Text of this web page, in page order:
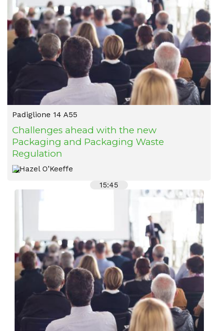
Padiglione 14 A55
Challenges ahead with the new
Packaging and Packaging Waste
Regulation
Hazel O’Keeffe
15:45